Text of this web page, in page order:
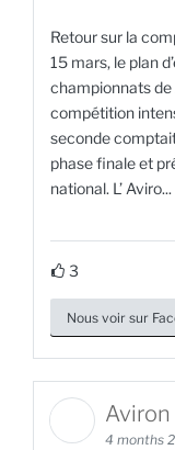
Retour sur la
15 mars, le plan
championnats de
compétition
seconde
phase finale et
national. L’ Aviro...
3
Nous voir sur
4 months